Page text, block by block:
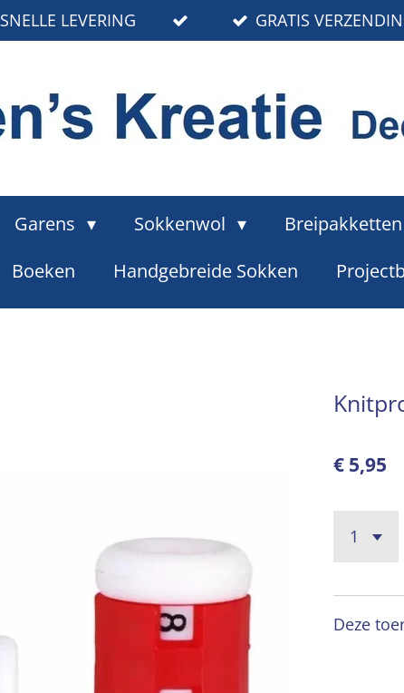
SNELLE LEVERING GRATIS
Garens Sokkenwol Breipakketten
Boeken Handgebreide Sokken
€ 5,95
Deze